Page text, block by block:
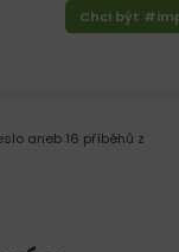
Chci být
aneb 16 příběhů z